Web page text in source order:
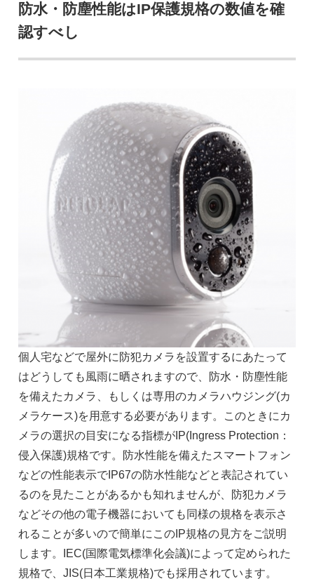
防水・防塵性能はIP保護規格の数値を確
認すべし
個人宅などで屋外に防犯カメラを設置するにあたって
はどうしても風雨に晒されますので、防水・防塵性能
を備えたカメラ、もしくは専用のカメラハウジング(カ
メラケース)を用意する必要があります。このときにカ
メラの選択の目安になる指標がIP(Ingress Protection：
侵入保護)規格です。防水性能を備えたスマートフォン
などの性能表示でIP67の防水性能などと表記されてい
るのを見たことがあるかも知れませんが、防犯カメラ
などその他の電子機器においても同様の規格を表示さ
れることが多いので簡単にこのIP規格の見方をご説明
します。IEC(国際電気標準化会議)によって定められた
規格で、JIS(日本工業規格)でも採用されています。